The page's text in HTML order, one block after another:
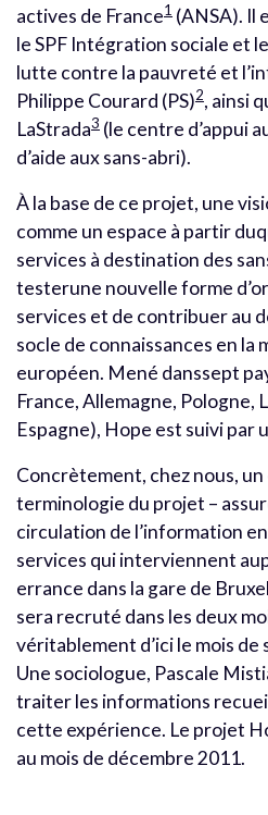
actives de France1 (ANSA). Il
le SPF Intégration sociale et
lutte contre la pauvreté et
Philippe Courard (PS)2, ainsi
LaStrada3 (le centre d’appui
d’aide aux sans-abri).
À la base de ce projet, une
comme un espace à partir
services à destination des
testerune nouvelle forme
services et de contribuer au
socle de connaissances en la
européen. Mené danssept
France, Allemagne, Pologne,
Espagne), Hope est suivi par
Concrètement, chez nous, un
terminologie du projet –
circulation de l’information
services qui interviennent
errance dans la gare de
sera recruté dans les deux
véritablement d’ici le mois
Une sociologue, Pascale
traiter les informations
cette expérience. Le projet
au mois de décembre 2011.